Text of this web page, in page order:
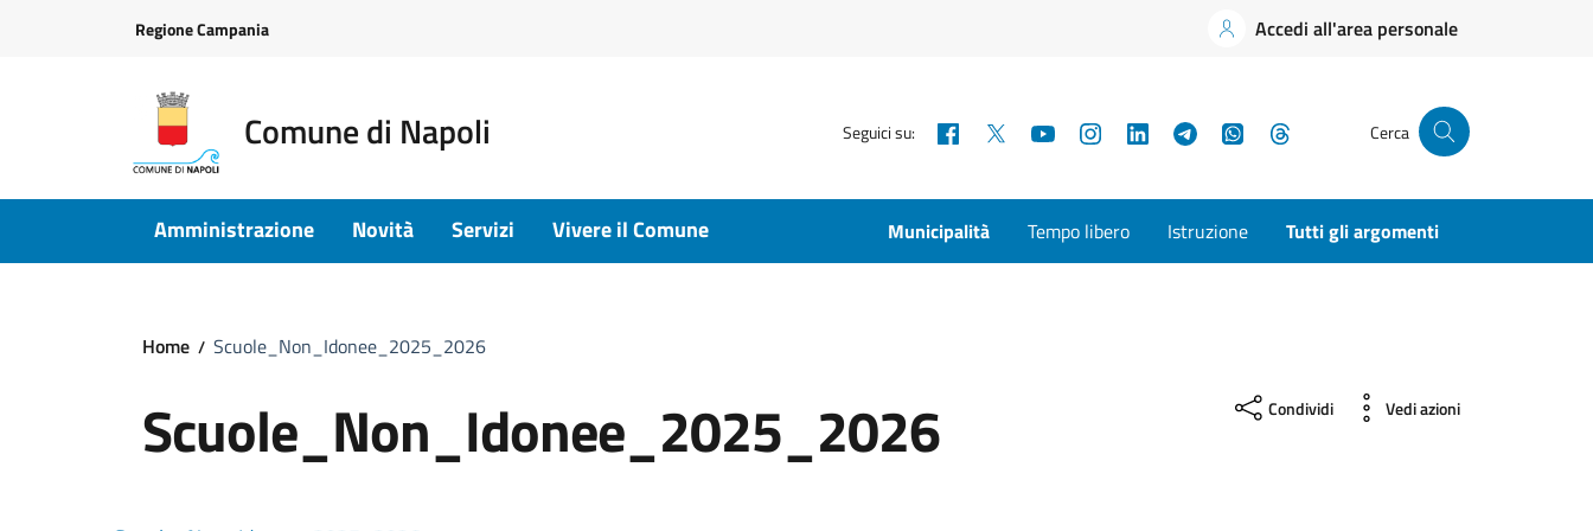
Regione Campania Accedi all'area personale
Comune di Napoli Seguici su: Facebook YouTubeInstagramLinkedInTelegramWhatsApp Cerca
Amministrazione Novità Servizi Vivere il Comune Municipalità Tempo libero Istruzione Tutti gli argomenti
Home Scuole_Non_Idonee_2025_2026
Scuole_Non_Idonee_2025_2026 Condividi Vedi azioni